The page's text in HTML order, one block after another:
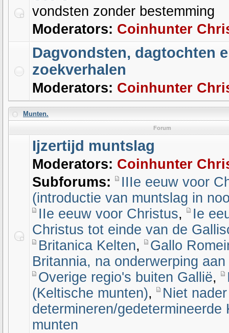
vondsten zonder bestemming
Moderators: Coinhunter
Dagvondsten, dagtochten
zoekverhalen
Moderators: Coinhunter
Munten.
Forum
Ijzertijd muntslag
Moderators: Coinhunter
Subforums:
IIIe eeuw voor
(introductie van muntslag in
IIe eeuw voor Christus,
Ie
Christus tot einde van de
Britanica Kelten,
Gallo
Britannia, na onderwerping
Overige regio's buiten Gallië,
(Keltische munten),
Niet
determineren/gedetermineerde
munten